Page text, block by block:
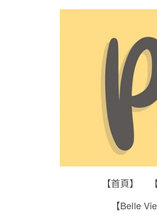
【首頁】
【Belle